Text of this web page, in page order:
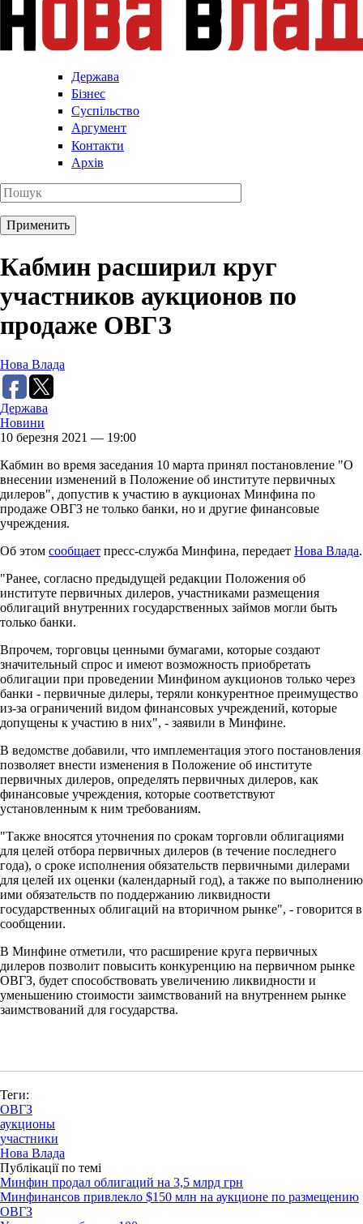
Держава
Бізнес
Суспільство
Аргумент
Контакти
Архів
Кабмин расширил круг
участников аукционов по
продаже ОВГЗ
Нова Влада
Держава
Новини
10 березня 2021 — 19:00
Кабмин во время заседания 10 марта принял постановление "О
внесении изменений в Положение об институте первичных
дилеров", допустив к участию в аукционах Минфина по
продаже ОВГЗ не только банки, но и другие финансовые
учреждения.
Об этом сообщает пресс-служба Минфина, передает Нова Влада.
"Ранее, согласно предыдущей редакции Положения об
институте первичных дилеров, участниками размещения
облигаций внутренних государственных займов могли быть
только банки.
Впрочем, торговцы ценными бумагами, которые создают
значительный спрос и имеют возможность приобретать
облигации при проведении Минфином аукционов только через
банки - первичные дилеры, теряли конкурентное преимущество
из-за ограничений видом финансовых учреждений, которые
допущены к участию в них", - заявили в Минфине.
В ведомстве добавили, что имплементация этого постановления
позволяет внести изменения в Положение об институте
первичных дилеров, определять первичных дилеров, как
финансовые учреждения, которые соответствуют
установленным к ним требованиям.
"Также вносятся уточнения по срокам торговли облигациями
для целей отбора первичных дилеров (в течение последнего
года), о сроке исполнения обязательств первичными дилерами
для целей их оценки (календарный год), а также по выполнению
ими обязательств по поддержанию ликвидности
государственных облигаций на вторичном рынке", - говорится в
сообщении.
В Минфине отметили, что расширение круга первичных
дилеров позволит повысить конкуренцию на первичном рынке
ОВГЗ, будет способствовать увеличению ликвидности и
уменьшению стоимости заимствований на внутреннем рынке
заимствований для государства.
Теги:
ОВГЗ
аукционы
участники
Нова Влада
Публікації по темі
Минфин продал облигаций на 3,5 млрд грн
Минфинансов привлекло $150 млн на аукционе по размещению
ОВГЗ